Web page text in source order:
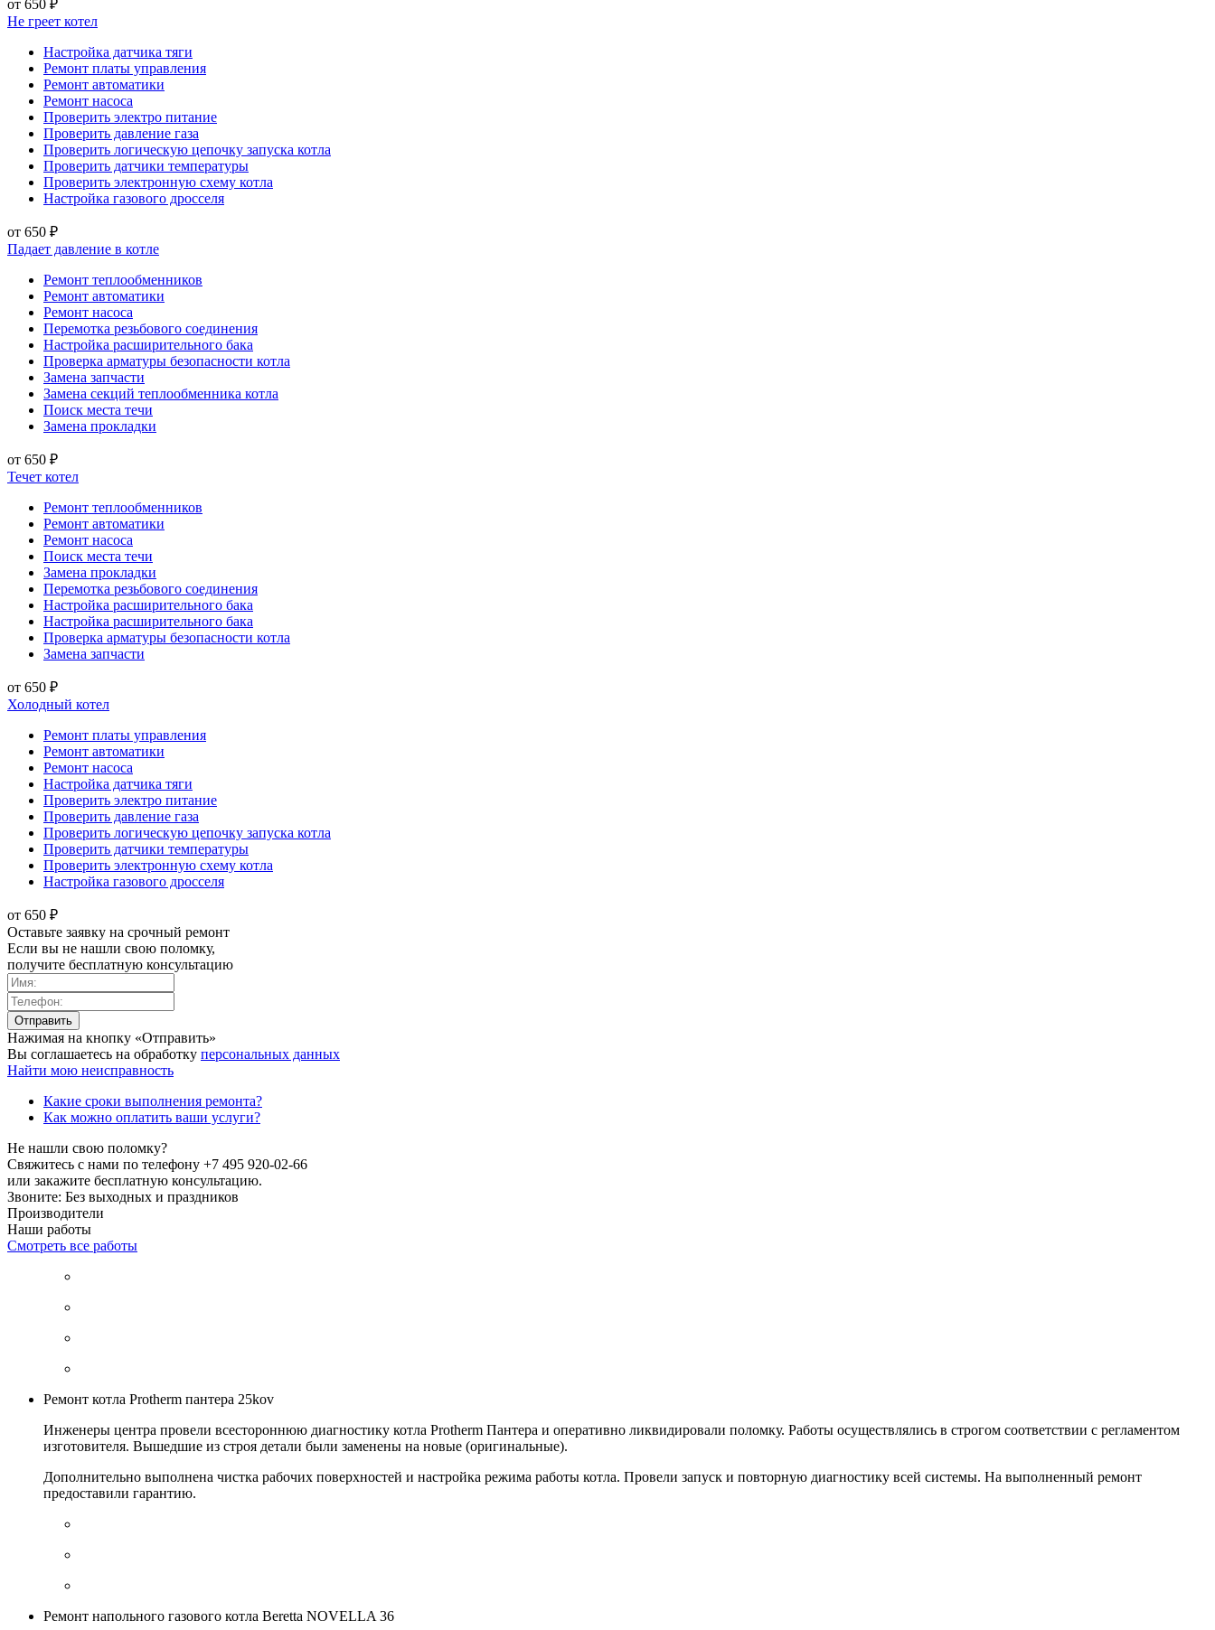
от 650 ₽
Не греет котел
Настройка датчика тяги
Ремонт платы управления
Ремонт автоматики
Ремонт насоса
Проверить электро питание
Проверить давление газа
Проверить логическую цепочку запуска котла
Проверить датчики температуры
Проверить электронную схему котла
Настройка газового дросселя
от 650 ₽
Падает давление в котле
Ремонт теплообменников
Ремонт автоматики
Ремонт насоса
Перемотка резьбового соединения
Настройка расширительного бака
Проверка арматуры безопасности котла
Замена запчасти
Замена секций теплообменника котла
Поиск места течи
Замена прокладки
от 650 ₽
Течет котел
Ремонт теплообменников
Ремонт автоматики
Ремонт насоса
Поиск места течи
Замена прокладки
Перемотка резьбового соединения
Настройка расширительного бака
Настройка расширительного бака
Проверка арматуры безопасности котла
Замена запчасти
от 650 ₽
Холодный котел
Ремонт платы управления
Ремонт автоматики
Ремонт насоса
Настройка датчика тяги
Проверить электро питание
Проверить давление газа
Проверить логическую цепочку запуска котла
Проверить датчики температуры
Проверить электронную схему котла
Настройка газового дросселя
от 650 ₽
Оставьте заявку на срочный ремонт
Если вы не нашли свою поломку,
получите бесплатную консультацию
Нажимая на кнопку «Отправить»
Вы соглашаетесь на обработку персональных данных
Найти мою неисправность
Какие сроки выполнения ремонта?
Как можно оплатить ваши услуги?
Не нашли свою поломку?
Свяжитесь с нами по телефону +7 495 920-02-66
или закажите бесплатную консультацию.
Звоните: Без выходных и праздников
Производители
Наши работы
Смотреть все работы
Ремонт котла Protherm пантера 25kov
Инженеры центра провели всестороннюю диагностику котла Protherm Пантера и оперативно ликвидировали поломку. Работы осуществлялись в строгом соответствии с регламентом
изготовителя. Вышедшие из строя детали были заменены на новые (оригинальные).
Дополнительно выполнена чистка рабочих поверхностей и настройка режима работы котла. Провели запуск и повторную диагностику всей системы. На выполненный ремонт
предоставили гарантию.
Ремонт напольного газового котла Beretta NOVELLA 36